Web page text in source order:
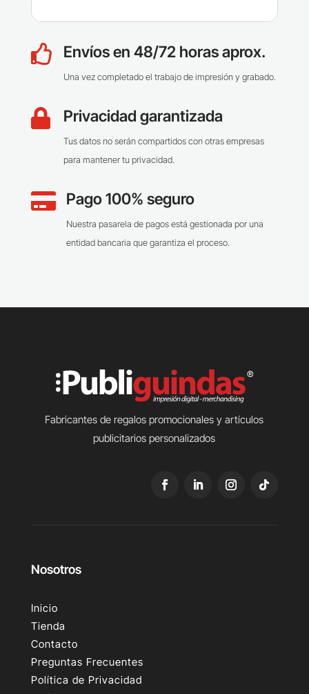
 Envíos en 48/72 horas aprox.
Una vez completado el trabajo de impresión y grabado.
 Privacidad garantizada
Tus datos no serán compartidos con otras empresas
para mantener tu privacidad.
 Pago 100% seguro
Nuestra pasarela de pagos está gestionada por una
entidad bancaria que garantiza el proceso.
Fabricantes de regalos promocionales y artículos
publicitarios personalizados
Nosotros
Inicio
Tienda
Contacto
Preguntas Frecuentes
Política de Privacidad